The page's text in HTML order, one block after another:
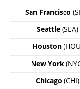
San Francisco
Seattle(SEA)
Houston
New York
Chicago (CHI)